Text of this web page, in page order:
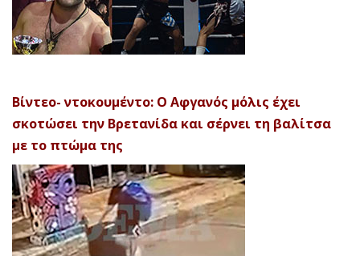
Βίντεο- ντοκουμέντο: Ο Αφγανός μόλις έχει
σκοτώσει την Βρετανίδα και σέρνει τη βαλίτσα
με το πτώμα της